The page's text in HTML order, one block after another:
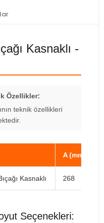
Kasnaklı -
Özellikler:
teknik özellikleri
A (mm)
Kasnaklı 268
Seçenekleri: